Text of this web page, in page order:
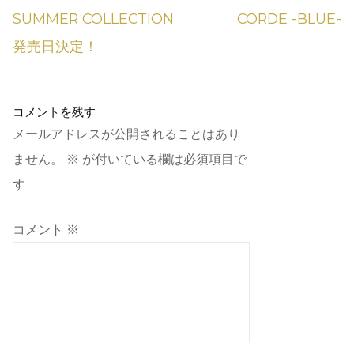
SUMMER COLLECTION
発売日決定！
CORDE -BLUE-
コメントを残す
メールアドレスが公開されることはあり
ません。
※ が付いている欄は必須項目で
す
コメント ※